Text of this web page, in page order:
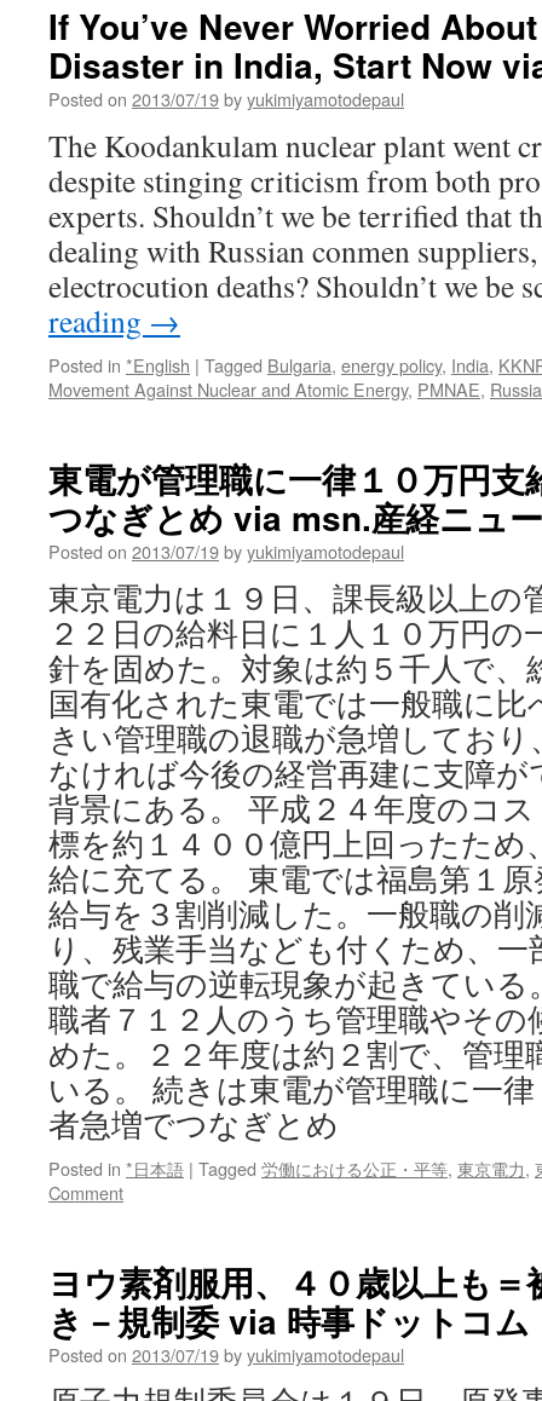
If You’ve Never Worried
Disaster in India, Start Now
Posted on 2013/07/19byyukimiyamotodepaul
The Koodankulam nuclear plant went
despite stinging criticism from both
experts. Shouldn’t we be terrified that
dealing with Russian conmen
electrocution deaths? Shouldn’t we be
reading →
Posted in *English | Tagged Bulgaria, energy policy, India,
Movement Against Nuclear and Atomic Energy, PMNAE, Russia
東電が管理職に一律１０万円
つなぎとめ via msn.産経ニュ
Posted on 2013/07/19byyukimiyamotodepaul
東京電力は１９日、課長級以上の
２２日の給料日に１人１０万円の
針を固めた。対象は約５千人で、
国有化された東電では一般職に
きい管理職の退職が急増してお
なければ今後の経営再建に支障
背景にある。 平成２４年度のコ
標を約１４００億円上回ったため
給に充てる。 東電では福島第１
給与を３割削減した。一般職の削
り、残業手当なども付くため、
職で給与の逆転現象が起きている
職者７１２人のうち管理職やその
めた。２２年度は約２割で、管理
いる。 続きは東電が管理職に一
者急増でつなぎとめ
Posted in *日本語 | Tagged 労働における公正・平等, 東京電力,
Comment
ヨウ素剤服用、４０歳以上も
き－規制委 via 時事ドットコム
Posted on 2013/07/19byyukimiyamotodepaul